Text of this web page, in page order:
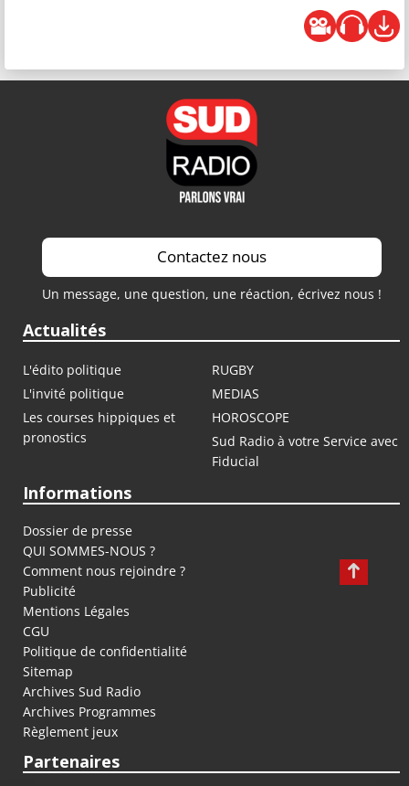
Contactez nous
Un message, une question, une réaction, écrivez nous !
Actualités
L'édito politique
RUGBY
L'invité politique
MEDIAS
Les courses hippiques et
pronostics
HOROSCOPE
Sud Radio à votre Service avec
Fiducial
Informations
Dossier de presse
QUI SOMMES-NOUS ?
Comment nous rejoindre ?
Publicité
Mentions Légales
CGU
Politique de confidentialité
Sitemap
Archives Sud Radio
Archives Programmes
Règlement jeux
Partenaires